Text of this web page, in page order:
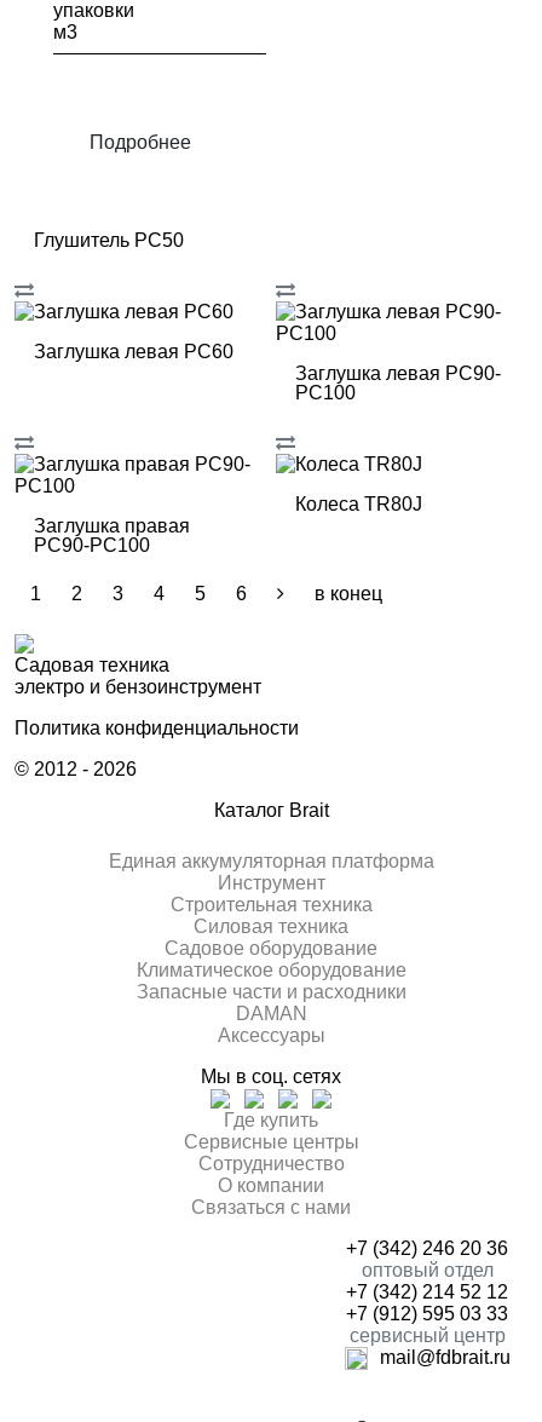
упаковки
м3
Подробнее
Глушитель PC50
Заглушка левая РС60
Заглушка левая РС90-
РС100
Заглушка правая
РС90-РС100
Колеса TR80J
1 2 3 4 5 6 в конец
Садовая техника
электро и бензоинструмент
Политика конфиденциальности
© 2012 - 2026
Каталог Brait
Единая аккумуляторная платформа
Инcтрумент
Строительная техника
Силовая техника
Садовое оборудование
Климатическое оборудование
Запасные части и расходники
DAMAN
Аксессуары
Мы в соц. сетях
Где купить
Сервисные центры
Сотрудничество
О компании
Связаться с нами
+7 (342) 246 20 36
оптовый отдел
+7 (342) 214 52 12
+7 (912) 595 03 33
сервисный центр
mail@fdbrait.ru